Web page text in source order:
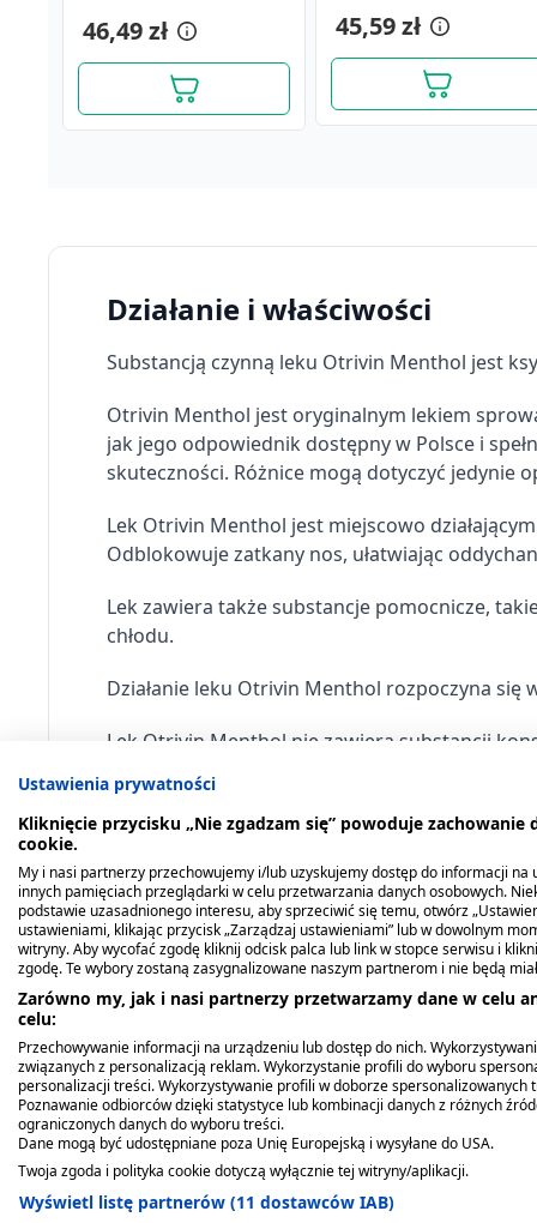
46,49 zł 45,59 zł
dla dzieci, aerozol do
nosa, 100 ml
aerozol do nosa, dorośli,
100 ml
17,89 zł 18,99 zł
20,99 zł
Działanie i właściwości
Substancją czynną leku Otrivin Menthol jest
Otrivin Menthol jest oryginalnym lekiem
jak jego odpowiednik dostępny w Polsce i
skuteczności. Różnice mogą dotyczyć jedynie
Lek Otrivin Menthol jest miejscowo
Odblokowuje zatkany nos, ułatwiając
Lek zawiera także substancje pomocnicze,
chłodu.
Działanie leku Otrivin Menthol rozpoczyna
Lek Otrivin Menthol nie zawiera substancji
Wskazanie do stosowania
Lek Otrivin Menthol stosuje się w
przeziębienia, kataru siennego, alergicznego
Dzięki zmniejszaniu przekrwienia błony
w zapaleniu ucha środkowego. Lek Otrivin
Lek Otrivin Menthol jest wskazany do
Dawkowanie. Ile i jak często
O wielkości dawki i metodzie leczenia decyduje
Dorośli
Ustawienia prywatności
Kliknięcie przycisku „Nie zgadzam się” powoduje
cookie.
My i nasi partnerzy przechowujemy i/lub uzyskujemy dostęp do informacji
innych pamięciach przeglądarki w celu przetwarzania danych osobowych.
podstawie uzasadnionego interesu, aby sprzeciwić się temu, otwórz
ustawieniami, klikając przycisk „Zarządzaj ustawieniami” lub w dowolnym
witryny. Aby wycofać zgodę kliknij odcisk palca lub link w stopce serwisu i
zgodę. Te wybory zostaną zasygnalizowane naszym partnerom i nie będą
Zarówno my, jak i nasi partnerzy przetwarzamy dane w celu
celu:
Przechowywanie informacji na urządzeniu lub dostęp do nich.
związanych z personalizacją reklam. Wykorzystanie profili do wyboru
personalizacji treści. Wykorzystywanie profili w doborze
Poznawanie odbiorców dzięki statystyce lub kombinacji danych z różnych
ograniczonych danych do wyboru treści.
Dane mogą być udostępniane poza Unię Europejską i wysyłane do USA.
Twoja zgoda i polityka cookie dotyczą wyłącznie tej witryny/aplikacji.
Wyświetl listę partnerów (11 dostawców IAB)